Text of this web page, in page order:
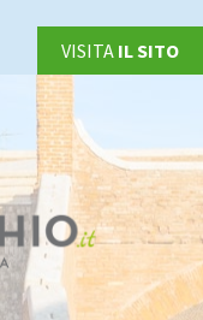
VISITA IL SITO